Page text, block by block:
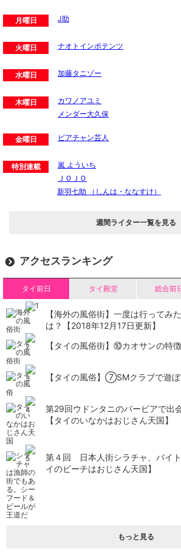
月曜日 J助
火曜日 ナオトインポテンツ
水曜日 加藤タニゾー
木曜日
カワノアユミ
メンダー大久保
金曜日 ビアチャン芸人
特別連載
嵐 よういち
ＪＯＪＯ
新羽七助 （しんは・ななすけ）
週間ライター一覧を見る
アクセスランキング
タイ前日 タイ殿堂 総合前
【海外の風俗街】一度は行ってみ
は？【2018年12月17日更新】
【タイの風俗街】​⑩カオサンの特
【タイの風俗】​⑦SMクラブで遊ぼ
第29回ウドンタニのバービアで出
【タイのいなかはおじさん天国】
第４回 日本人街シラチャ、バイ
イのビーチはおじさん天国】
もっと見る